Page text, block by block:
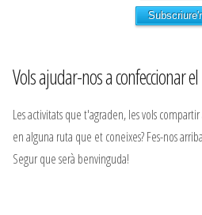
Vols ajudar-nos a confeccionar
Les activitats que t'agraden, les vols
en alguna ruta que et coneixes? Fes-nos
Segur que serà benvinguda!